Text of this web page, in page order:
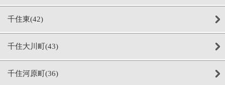
千住東(42)
千住大川町(43)
千住河原町(36)